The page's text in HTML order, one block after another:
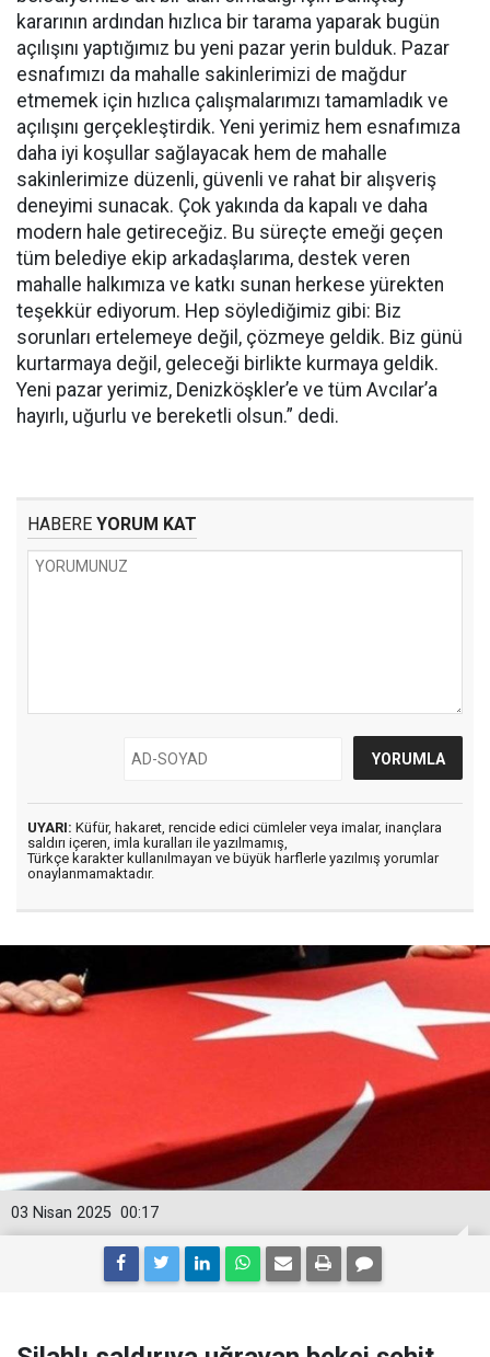
kararının ardından hızlıca bir tarama yaparak bugün
açılışını yaptığımız bu yeni pazar yerin bulduk. Pazar
esnafımızı da mahalle sakinlerimizi de mağdur
etmemek için hızlıca çalışmalarımızı tamamladık ve
açılışını gerçekleştirdik. Yeni yerimiz hem esnafımıza
daha iyi koşullar sağlayacak hem de mahalle
sakinlerimize düzenli, güvenli ve rahat bir alışveriş
deneyimi sunacak. Çok yakında da kapalı ve daha
modern hale getireceğiz. Bu süreçte emeği geçen
tüm belediye ekip arkadaşlarıma, destek veren
mahalle halkımıza ve katkı sunan herkese yürekten
teşekkür ediyorum. Hep söylediğimiz gibi: Biz
sorunları ertelemeye değil, çözmeye geldik. Biz günü
kurtarmaya değil, geleceği birlikte kurmaya geldik.
Yeni pazar yerimiz, Denizköşkler’e ve tüm Avcılar’a
hayırlı, uğurlu ve bereketli olsun.” dedi.
HABERE YORUM KAT
UYARI: Küfür, hakaret, rencide edici cümleler veya imalar, inançlara
saldırı içeren, imla kuralları ile yazılmamış,
Türkçe karakter kullanılmayan ve büyük harflerle yazılmış yorumlar
onaylanmamaktadır.
00:17
03 Nisan 2025